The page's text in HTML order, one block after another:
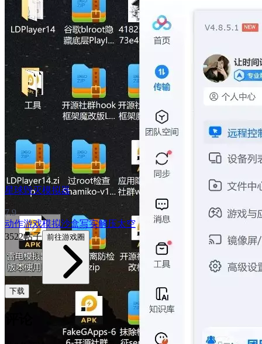
星球毁灭模拟器
7.9
动作游戏模拟沙盒写实解压太空
3522帖子 前往游戏圈
下载
评论